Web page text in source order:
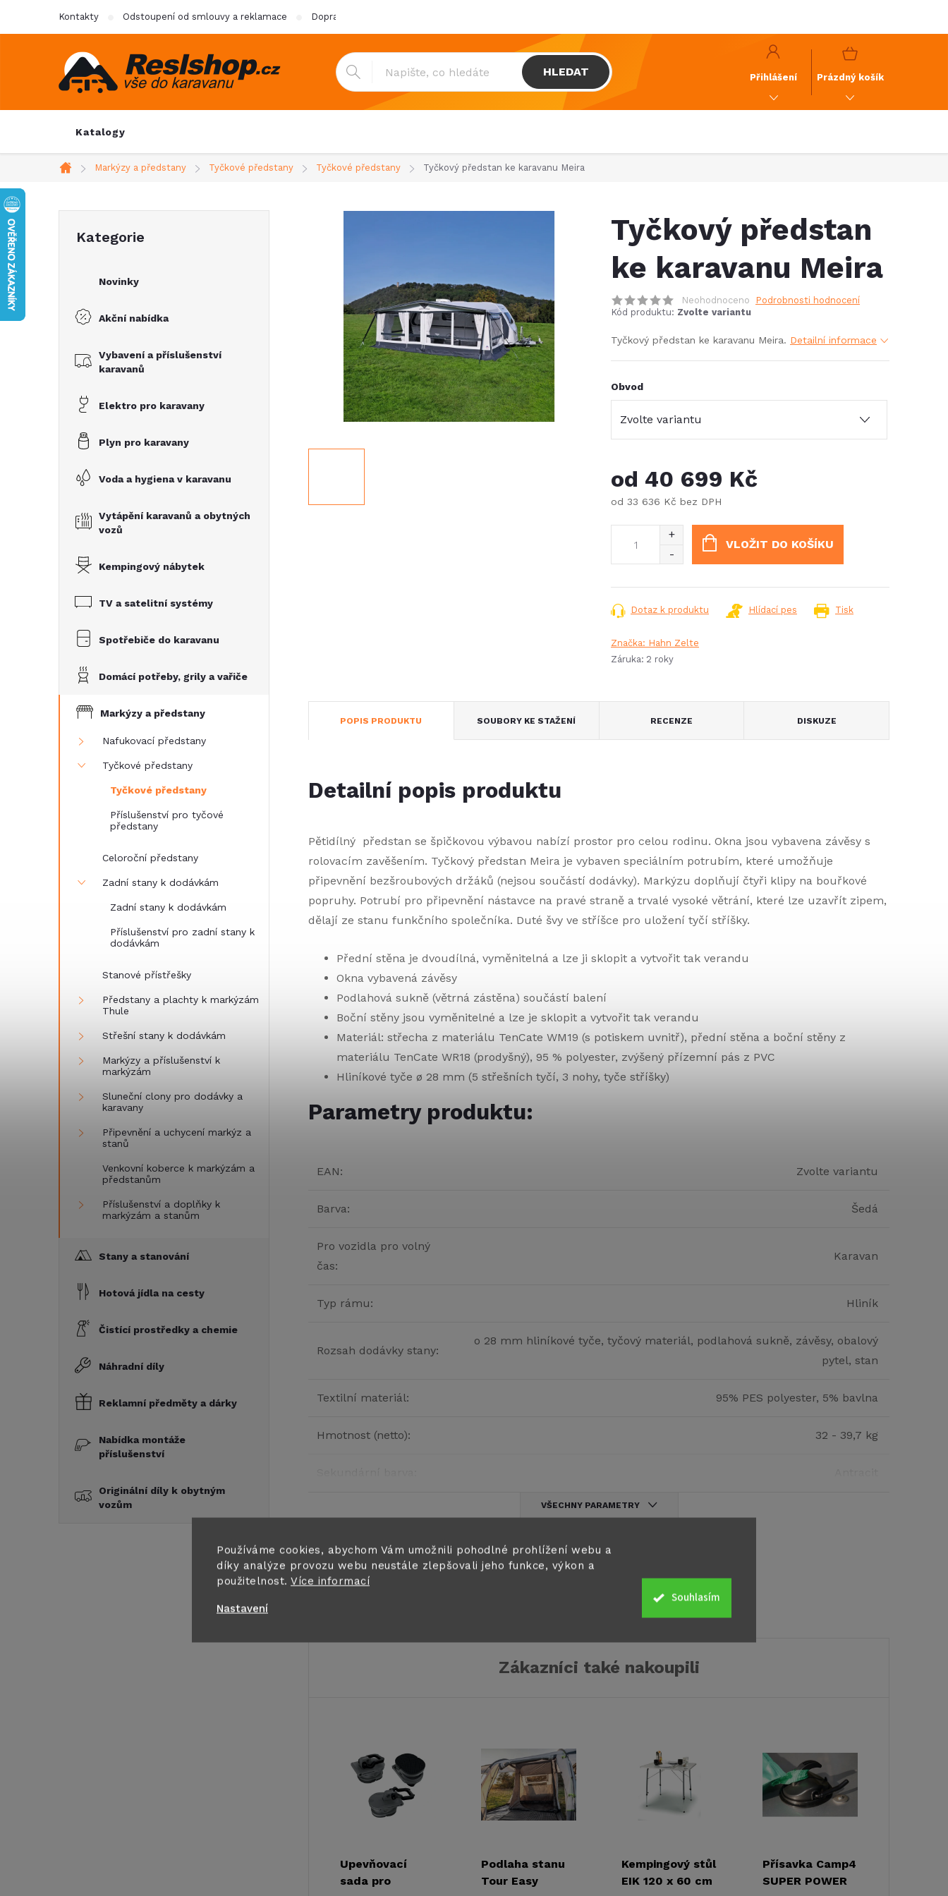
Používáme cookies, abychom Vám umožnili pohodlné prohlížení webu a
díky analýze provozu webu neustále zlepšovali jeho funkce, výkon a
použitelnost. Více informací
Nastavení
Souhlasím
Kontakty Odstoupení od smlouvy a reklamace Doprava & platba
HLEDAT Přihlášení
NÁKUPNÍ
Prázdný košík
Katalogy
Domů
Markýzy a předstany Tyčkové předstany Tyčkové předstany Tyčkový předstan ke karavanu Meira
kategorie
Kategorie
Novinky
Akční nabídka
Vybavení a příslušenství
karavanů
Elektro pro karavany
Plyn pro karavany
Voda a hygiena v karavanu
Vytápění karavanů a obytných
vozů
Kempingový nábytek
TV a satelitní systémy
Spotřebiče do karavanu
Domácí potřeby, grily a vařiče
Markýzy a předstany
Nafukovací předstany
Tyčkové předstany
Tyčkové předstany
Příslušenství pro tyčové
předstany
Celoroční předstany
Zadní stany k dodávkám
Zadní stany k dodávkám
Příslušenství pro zadní stany k
dodávkám
Stanové přístřešky
Předstany a plachty k markýzám
Thule
Střešní stany k dodávkám
Markýzy a příslušenství k
markýzám
Sluneční clony pro dodávky a
karavany
Připevnění a uchycení markýz a
stanů
Venkovní koberce k markýzám a
předstanům
Příslušenství a doplňky k
markýzám a stanům
Stany a stanování
Hotová jídla na cesty
Čistící prostředky a chemie
Náhradní díly
Reklamní předměty a dárky
Nabídka montáže
příslušenství
Originální díly k obytným
vozům
Tyčkový předstan
ke karavanu Meira
Neohodnoceno
Podrobnosti hodnocení
Kód produktu: Zvolte variantu
Tyčkový předstan ke karavanu Meira. Detailní informace
Obvod
od 40 699 Kč
od 33 636 Kč bez DPH
VLOŽIT DO KOŠÍKU
Tisk
Dotaz k produktu Hlídací pes
Značka: Hahn Zelte
Záruka: 2 roky
POPIS PRODUKTU SOUBORY KE STAŽENÍ RECENZE DISKUZE
Detailní popis produktu
Pětidílný předstan se špičkovou výbavou nabízí prostor pro celou rodinu. Okna jsou vybavena závěsy s
rolovacím zavěšením. Tyčkový předstan Meira je vybaven speciálním potrubím, které umožňuje
připevnění bezšroubových držáků (nejsou součástí dodávky). Markýzu doplňují čtyři klipy na bouřkové
popruhy. Potrubí pro připevnění nástavce na pravé straně a trvalé vysoké větrání, které lze uzavřít zipem,
dělají ze stanu funkčního společníka. Duté švy ve stříšce pro uložení tyčí stříšky.
Přední stěna je dvoudílná, vyměnitelná a lze ji sklopit a vytvořit tak verandu
Okna vybavená závěsy
Podlahová sukně (větrná zástěna) součástí balení
Boční stěny jsou vyměnitelné a lze je sklopit a vytvořit tak verandu
Materiál: střecha z materiálu TenCate WM19 (s potiskem uvnitř), přední stěna a boční stěny z
materiálu TenCate WR18 (prodyšný), 95 % polyester, zvýšený přízemní pás z PVC
Hliníkové tyče ø 28 mm (5 střešních tyčí, 3 nohy, tyče stříšky)
Parametry produktu:
EAN: Zvolte variantu
Barva: Šedá
Pro vozidla pro volný
čas:
Karavan
Typ rámu: Hliník
Rozsah dodávky stany:
o 28 mm hliníkové tyče, tyčový materiál, podlahová sukně, závěsy, obalový
pytel, stan
Textilní materiál: 95% PES polyester, 5% bavlna
Hmotnost (netto): 32 - 39,7 kg
VŠECHNY PARAMETRY
Produkt naleznete v této kategorii
Zákazníci také nakoupili
Upevňovací
sada pro
Podlaha stanu
Tour Easy
Kempingový stůl
EIK 120 x 60 cm
Přísavka Camp4
SUPER POWER